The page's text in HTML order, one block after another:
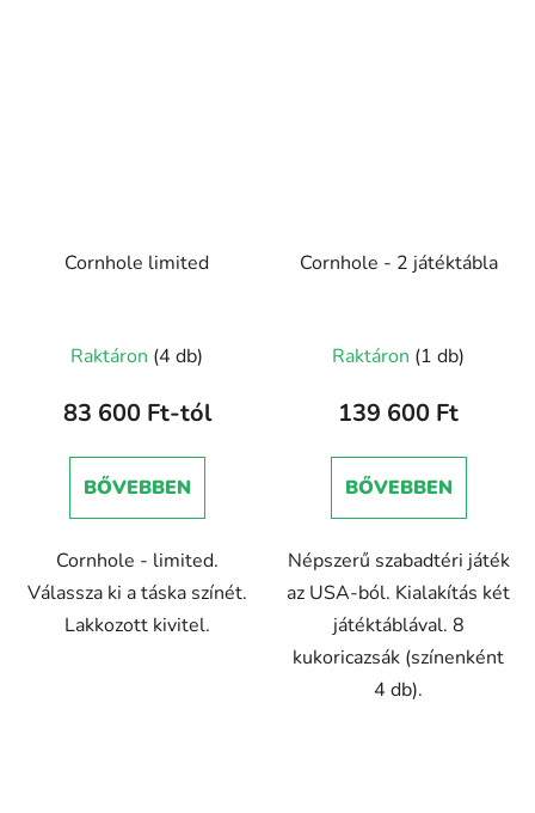
Cornhole limited
termék
átlagos
5-
ből
csillag.
Raktáron (4 db)
83 600 Ft-tól
BŐVEBBEN
Cornhole - limited.
Válassza ki a táska színét.
Lakkozott kivitel.
Cornhole - 2 játéktábla
Raktáron (1 db)
139 600 Ft
BŐVEBBEN
Népszerű szabadtéri játék
az USA-ból. Kialakítás két
játéktáblával. 8
kukoricazsák (színenként
4 db).